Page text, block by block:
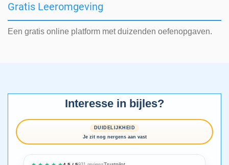
Gratis Leeromgeving
Een gratis online platform met duizenden oefenopgaven.
Interesse in bijles?
DUIDELIJKHEID
Je zit nog nergens aan vast